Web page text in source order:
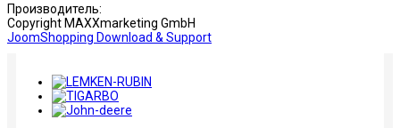
Производитель:
Copyright MAXXmarketing GmbH
JoomShopping Download & Support